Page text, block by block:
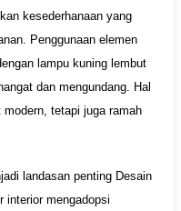
kesederhanaan yang
Penggunaan elemen
lampu kuning lembut
dan mengundang. Hal
tetapi juga ramah
landasan penting Desain
interior mengadopsi